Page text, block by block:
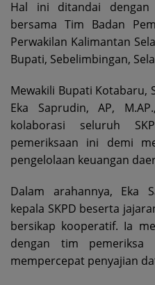
Hal ini ditandai dengan
bersama Tim Badan
Perwakilan Kalimantan
Bupati, Sebelimbingan,
Mewakili Bupati Kotabaru,
Eka Saprudin, AP,
kolaborasi seluruh
pemeriksaan ini demi
pengelolaan keuangan
Dalam arahannya, Eka
kepala SKPD beserta
bersikap kooperatif. Ia
dengan tim
mempercepat penyajian